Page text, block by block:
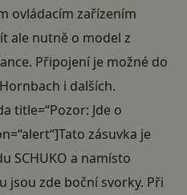
ovládacím zařízením
ale nutně o model z
Připojení je možné do
i dalších.
title=“Pozor: Jde o
zásuvka je
SCHUKO a namísto
jsou zde boční svorky. Při